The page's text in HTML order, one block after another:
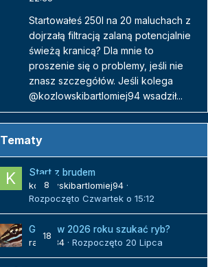
Startowałeś 250l na 20 maluchach z
dojrzałą filtracją zalaną potencjalnie
świeżą kranicą? Dla mnie to
proszenie się o problemy, jeśli nie
znasz szczegółów. Jeśli kolega
@kozlowskibartlomiej94 wsadził...
Tematy
8
Start z brudem
kozlowskibartlomiej94 ·
Rozpoczęto Czwartek o 15:12
18
Gdzie w 2026 roku szukać ryb?
radek84 · Rozpoczęto 20 Lipca